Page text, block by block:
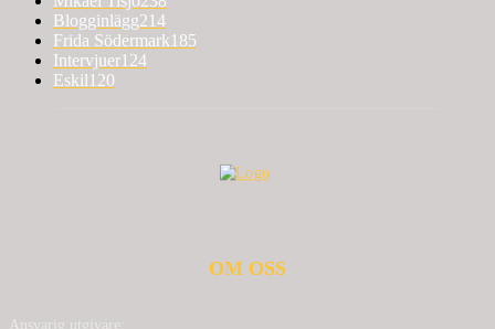
Blogginlägg214
Frida Södermark185
Intervjuer124
Eskil120
OM OSS
Ansvarig utgivare: